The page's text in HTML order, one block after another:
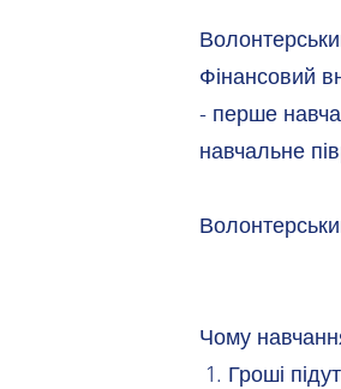
Фінансовий
- перше
навчальне
Чому
1. Гроші